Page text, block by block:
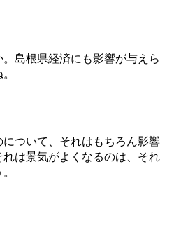
島根県経済にも影響が与えら
ついて、それはもちろん影響
は景気がよくなるのは、それ